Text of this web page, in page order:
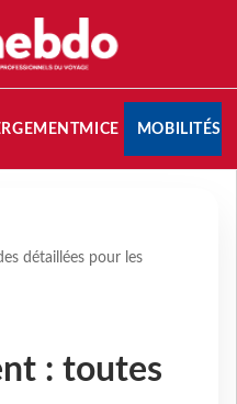
MICE MOBILITÉS
détaillées pour les
: toutes